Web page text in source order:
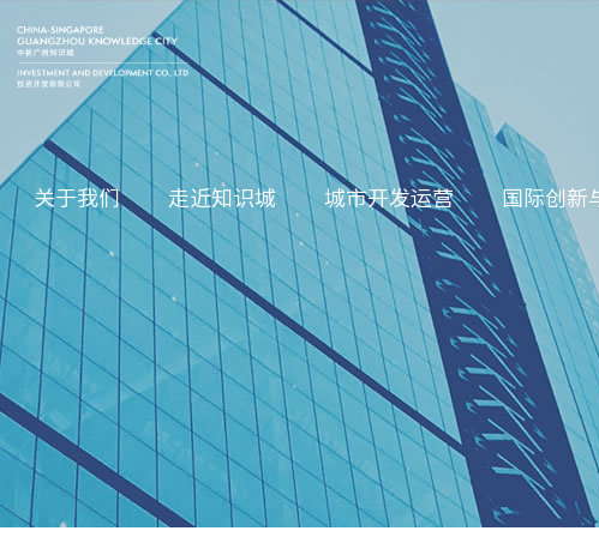
关于我们 走近知识城 城市开发运营 国际创新